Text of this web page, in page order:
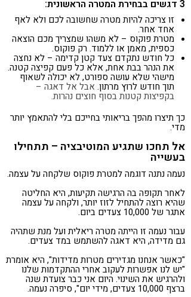
3 דגשים בבחירת המטרה הראשונית:
זו צריכה להיות מטרה שחשובה לכם ולא לאף
אחד אחר.
מטרת פוקוס – לא משהו שמצריך מכם הוצאה
כספית, מאמן או ללמוד. רק פוקוס.
כל חודש נתקדם צעד קטן קדימה – לא נחצה
את הנהר בבת אחת, אלא כל פעם קפיצה קטנה.
מישהי שלא עושה ספורט, לא יכולה לשאוף
תוך חודש לרוץ מרתון. אבל אל דאגה –
בקפיצות קטנות בסוף חוצים נהרות.
כך תיצרו מהפך בריאותי בחייכם בלי להתאמץ יותר
מדי.
אל תחכו שתגיע המוטיבציה – תתחילו
בעשייה
נעמה נתנה דוגמה למטרת פוקוס שלקחה על עצמה.
לאחר תקופה בה הרגישה תקיעות, היא החליטה
שהיא רוצה להתחיל לזוז יותר, ולקחה על עצמה
אתגר של 10,000 צעדים ביום.
עבור נעמה זו הייתה מטרה ריאלית ועל מנת שתהיה
גם מדידה, היא דאגה להשתמש במד צעדים.
"כאשר אנחנו מגדירים מטרות מדידות", היא אומרת
"יש לנו אפשרות לעקוב אחרי ההתקדמות שלנו
ולהרגיש את השינוי. היום אני כבר צועדת שנה
ברצף 10,000 צעדים, מידי יום", סיפרה נעמה.